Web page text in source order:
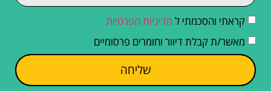
קראתי והסכמתי ל מדיניות הפרטיות
מאשר/ת קבלת דיוור וחומרים פרסומיים
שליחה